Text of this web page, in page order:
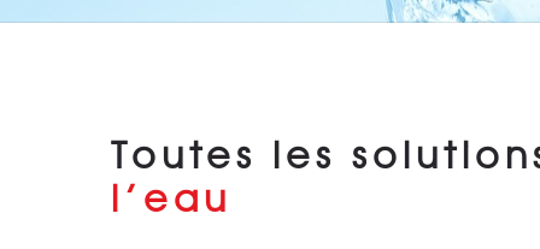
Toutes les
l’eau